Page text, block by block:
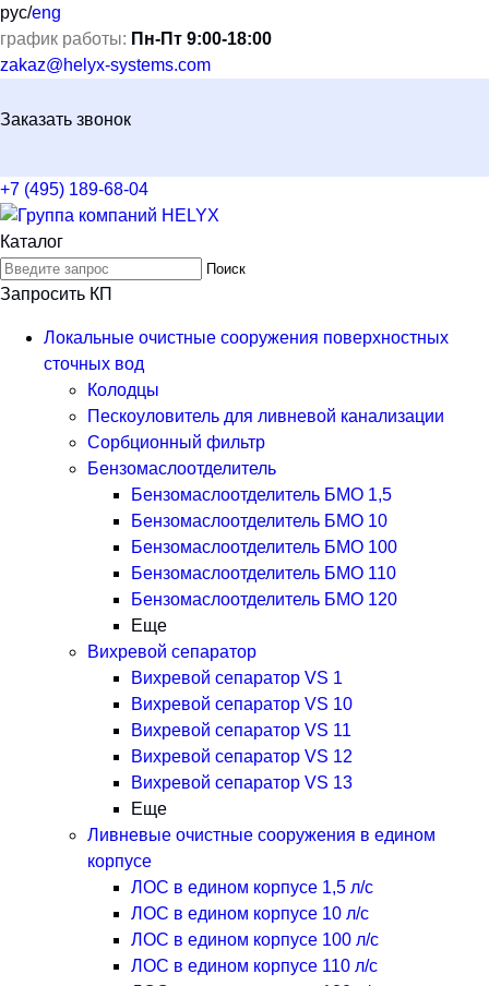
рус/eng
график работы: Пн-Пт 9:00-18:00
zakaz@helyx-systems.com
Заказать звонок
+7 (495) 189-68-04
Каталог
Поиск
Запросить КП
Локальные очистные сооружения поверхностных
сточных вод
Колодцы
Пескоуловитель для ливневой канализации
Сорбционный фильтр
Бензомаслоотделитель
Бензомаслоотделитель БМО 1,5
Бензомаслоотделитель БМО 10
Бензомаслоотделитель БМО 100
Бензомаслоотделитель БМО 110
Бензомаслоотделитель БМО 120
Еще
Вихревой сепаратор
Вихревой сепаратор VS 1
Вихревой сепаратор VS 10
Вихревой сепаратор VS 11
Вихревой сепаратор VS 12
Вихревой сепаратор VS 13
Еще
Ливневые очистные сооружения в едином
корпусе
ЛОС в едином корпусе 1,5 л/с
ЛОС в едином корпусе 10 л/с
ЛОС в едином корпусе 100 л/с
ЛОС в едином корпусе 110 л/с